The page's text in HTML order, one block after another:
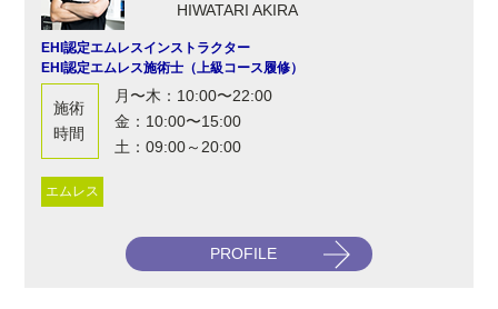
HIWATARI AKIRA
EHI認定エムレスインストラクター
EHI認定エムレス施術士（上級コース履修）
施術
時間
月〜木：10:00〜22:00
金：10:00〜15:00
土：09:00～20:00
エムレス
PROFILE